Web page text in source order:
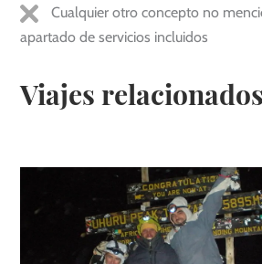
Cualquier otro concepto no
apartado de servicios incluidos
Viajes relacionados